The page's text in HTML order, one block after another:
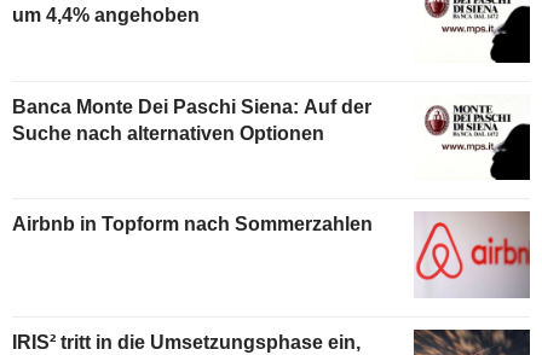
um 4,4% angehoben
Banca Monte Dei Paschi Siena: Auf der
Suche nach alternativen Optionen
Airbnb in Topform nach Sommerzahlen
IRIS² tritt in die Umsetzungsphase ein,